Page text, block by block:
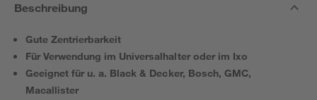
Beschreibung
Gute Zentrierbarkeit
Für Verwendung im Universalhalter oder im Ixo
Geeignet für u. a. Black & Decker, Bosch, GMC,
Macallister